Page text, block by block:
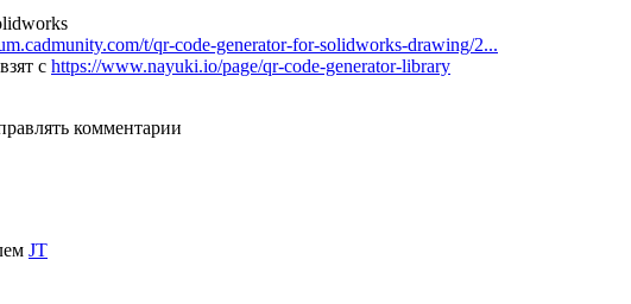
t/qr-code-generator-for-solidworks-drawing/2...
с https://www.nayuki.io/page/qr-code-generator-library
комментарии
JT